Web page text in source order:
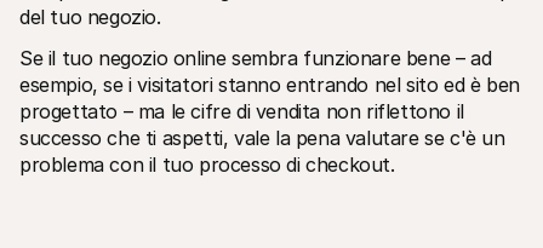
Per i clienti di Mollie
Contatta il nostro team di supporto clienti
Contatta vendite
Scopri come possiamo aiutare il tuo business
del tuo negozio.
Se il tuo negozio online sembra funzionare bene – ad
esempio, se i visitatori stanno entrando nel sito ed è ben
progettato – ma le cifre di vendita non riflettono il
successo che ti aspetti, vale la pena valutare se c'è un
problema con il tuo processo di checkout.